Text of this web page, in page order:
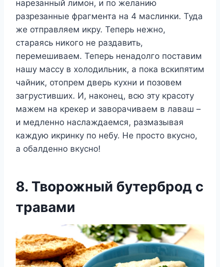
нарезанный лимон, и по желанию
разрезанные фрагмента на 4 маслинки. Туда
же отправляем икру. Теперь нежно,
стараясь никого не раздавить,
перемешиваем. Теперь ненадолго поставим
нашу массу в холодильник, а пока вскипятим
чайник, отопрем дверь кухни и позовем
загрустивших. И, наконец, всю эту красоту
мажем на крекер и заворачиваем в лаваш –
и медленно наслаждаемся, размазывая
каждую икринку по небу. Не просто вкусно,
а обалденно вкусно!
8. Творожный бутерброд с
травами